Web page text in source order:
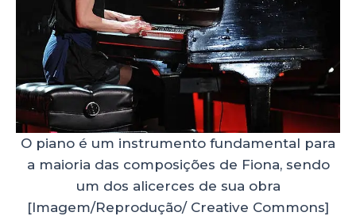
O piano é um instrumento fundamental para
a maioria das composições de Fiona, sendo
um dos alicerces de sua obra
[Imagem/Reprodução/ Creative Commons]